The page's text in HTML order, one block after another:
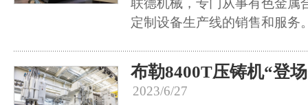
联德机械，专门从事有色金属
定制设备生产线的销售和服务
布勒8400T压铸机“登
2023/6/27